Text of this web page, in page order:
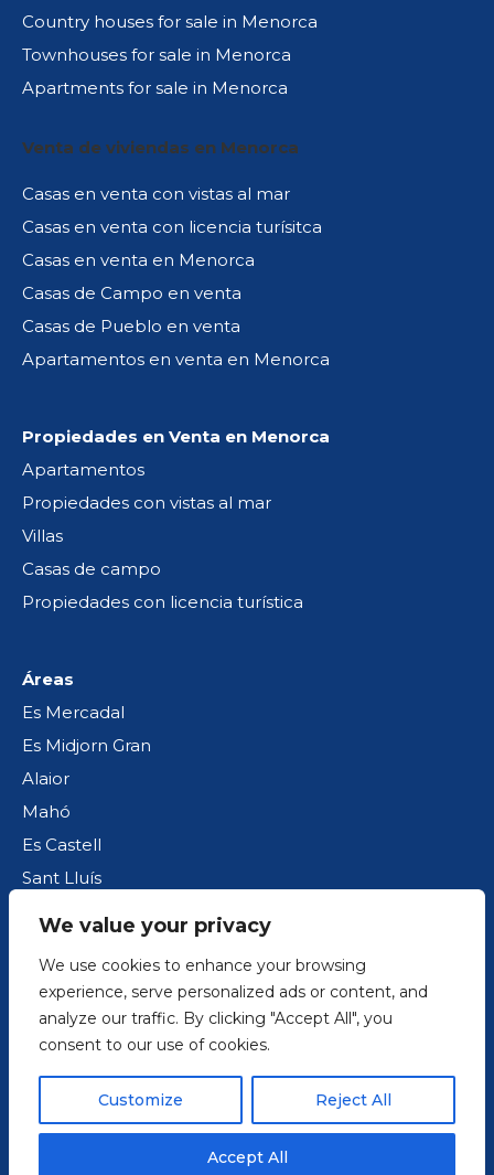
We value your privacy
We use cookies to enhance your browsing
experience, serve personalized ads or content, and
analyze our traffic. By clicking "Accept All", you
consent to our use of cookies.
Customize Reject All
Accept All
Country houses for sale in Menorca
Townhouses for sale in Menorca
Apartments for sale in Menorca
Venta de viviendas en Menorca
Casas en venta con vistas al mar
Casas en venta con licencia turísitca
Casas en venta en Menorca
Casas de Campo en venta
Casas de Pueblo en venta
Apartamentos en venta en Menorca
Propiedades en Venta en Menorca
Apartamentos
Propiedades con vistas al mar
Villas
Casas de campo
Propiedades con licencia turística
Áreas
Es Mercadal
Es Midjorn Gran
Alaior
Mahó
Es Castell
Sant Lluís
Política de cookies
Aviso legal
Política de privacidad
Blog
© 2026. Todos los derechos reservados.